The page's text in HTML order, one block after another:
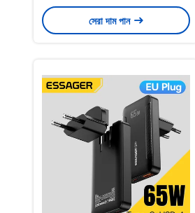
চার্জার স্টেশন
সেরা দাম পান